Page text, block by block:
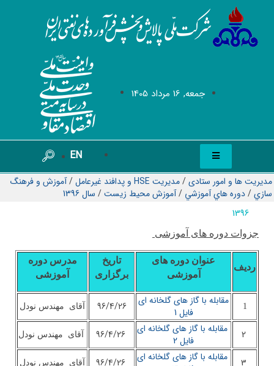
جمعه, 16 مرداد 1405
EN
مدیریت ها و امور ستادی/مدیریت HSE و پدافند غیرعامل /آموزش و فرهنگ
سازي/دوره هاي آموزشي /آموزش محيط زيست/ سال 1396
1396
جزوات دوره های آموزشی
ردیف
عنوان دوره های
آموزشی
تاریخ
برگزاری
مدرس دوره
آموزشی
1
مقابله با گاز های گلخانه ای
فایل 1
96/4/26 آقای مهندس نودل
2
مقابله با گاز های گلخانه ای
فایل 2
آقای مهندس نودل
مقابله با گاز های گلخانه ای
آقای مهندس نودل